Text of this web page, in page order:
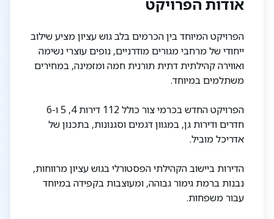
הפרויקט המיוחד בין הכרמים בלב גוש עציון מציע שילוב
ייחודי של מרחבי מגורים מודרניים, נופים עוצרי נשימה
ואווירה קהילתית דתית תורנית חמה ומזמינה, במחירים
משתלמים במיוחד.
הפרויקט החדש בכרמי צור כולל 112 דירות 4, 5 ו-6
חדרים ודירות גן, במגוון דגמים וסגנונות, בתכנון של
אדריכל מוביל.
הדירות ביישוב הקהילתי הפסטורלי בגוש עציון מרווחות,
נבנות ברמת גימור גבוהה, ומעוצבות בקפידה במיוחד
עבור משפחות.